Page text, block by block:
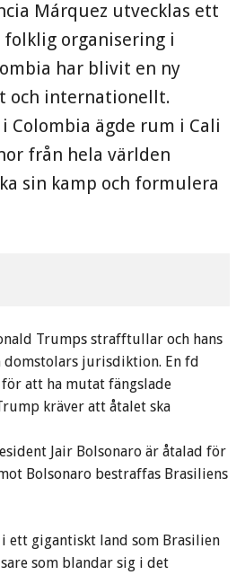
Márquez utvecklas ett
folklig organisering i
har blivit en ny
och internationellt.
ägde rum i Cali
från hela världen
sin kamp och formulera
Trumps strafftullar och hans
jurisdiktion. En fd
att ha mutat fängslade
kräver att åtalet ska
Jair Bolsonaro är åtalad för
Bolsonaro bestraffas Brasiliens
ett gigantiskt land som Brasilien
som blandar sig i det